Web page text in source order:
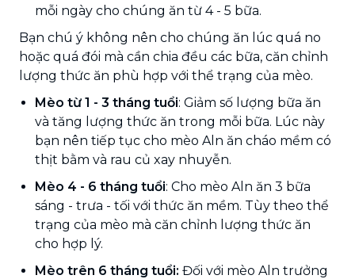
mỗi ngày cho chúng ăn từ 4 - 5 bữa.
Bạn chú ý không nên cho chúng ăn lúc quá no
hoặc quá đói mà cần chia đều các bữa, căn chỉnh
lượng thức ăn phù hợp với thể trạng của mèo.
Mèo từ 1 - 3 tháng tuổi: Giảm số lượng bữa ăn
và tăng lượng thức ăn trong mỗi bữa. Lúc này
bạn nên tiếp tục cho mèo Aln ăn cháo mềm có
thịt bằm và rau củ xay nhuyễn.
Mèo 4 - 6 tháng tuổi: Cho mèo Aln ăn 3 bữa
sáng - trưa - tối với thức ăn mềm. Tùy theo thể
trạng của mèo mà căn chỉnh lượng thức ăn
cho hợp lý.
Mèo trên 6 tháng tuổi: Đối với mèo Aln trưởng